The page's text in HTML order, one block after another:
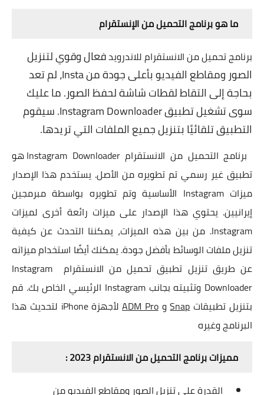
ما هوبرنامج التحميل من الإنستقرام
برنامج تحميل من الانستقرام للاندرويدفعال وقوي لتنزيل
الصور ومقاطع الفيديو بأعلى جودة من Insta، لم تعد
بحاجة إلى التقاط لقطات شاشة لحفظ الصور. ما عليك
سوى تشغيل تطبيق Instagram Downloader. سيقوم
التطبيق تلقائيًا بتنزيل جميع الملفات التي تريدها.
برنامج التحميل من الانستقرام Instagram Downloader هو
تطبيق غير رسمي تم تطويره من الأصل. يستخدم هذا الإصدار
ميزات Instagram الأساسية وتم تطويره بواسطة مبرمجين
إيرانيين. يحتوي هذا الإصدار على ميزات رائعة أخرى لميزات
Instagram. من بين هذه الميزات، يمكننا التحدث عن كيفية
تنزيل ملفات الوسائط بأفضل جودة. يمكنك أيضًا استخدام ميزاته
عن طريق تنزيل تطبيق تحميل من الانستقرام Instagram
Downloader وتثبيته بجانب Instagram الرئيسي الخاص بك. قم
بتنزيل تطبيقاتSnapوADM Pro
لأجهزة iPhone لتحديث هذا
البرنامج وغيره
مميزات برنامج التحميل من الانستقرام 2023 :
القدرة على تنزيل الصور ومقاطع الفيديو من